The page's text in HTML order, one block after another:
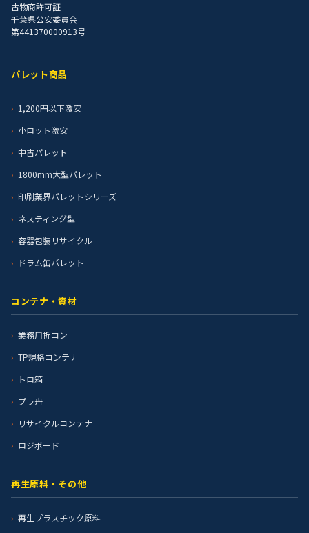
古物商許可証
千葉県公安委員会
第441370000913号
パレット商品
1,200円以下激安
小ロット激安
中古パレット
1800mm大型パレット
印刷業界パレットシリーズ
ネスティング型
容器包装リサイクル
ドラム缶パレット
コンテナ・資材
業務用折コン
TP規格コンテナ
トロ箱
プラ舟
リサイクルコンテナ
ロジボード
再生原料・その他
再生プラスチック原料